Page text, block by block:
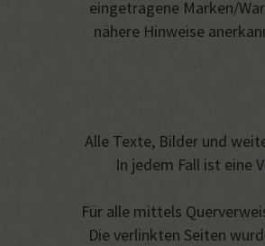
eingetragene Marken/
nähere Hinweise
Alle Texte, Bilder und
In jedem Fall ist eine
Für alle mittels
Die verlinkten Seiten